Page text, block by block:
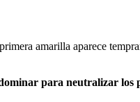
amarilla aparece
para neutralizar los